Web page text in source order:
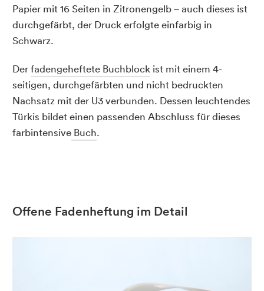
Papier mit 16 Seiten in Zitronengelb – auch dieses ist
durchgefärbt, der Druck erfolgte einfarbig in
Schwarz.
Derfadengeheftete Buchblock ist mit einem 4-
seitigen, durchgefärbten und nicht bedruckten
Nachsatz mit der U3 verbunden. Dessen leuchtendes
Türkis bildet einen passenden Abschluss für dieses
farbintensive Buch.
Offene Fadenheftung im Detail